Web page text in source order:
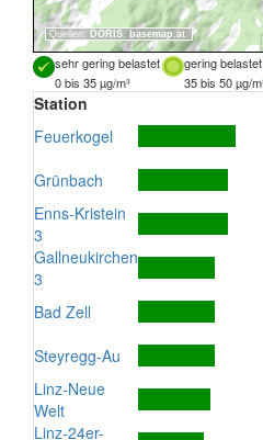
Quellen: DORIS, basemap.at
sehr gering belastet gering belastet
0 bis 35 µg/m³
35 bis 50 µg/
Station
Feuerkogel
Grünbach
Enns-Kristein
3
Gallneukirchen
3
Bad Zell
Steyregg-Au
Linz-Neue
Welt
Linz-24er-